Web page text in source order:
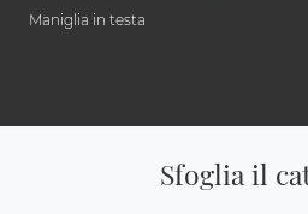
Maniglia in testa
Sfoglia il